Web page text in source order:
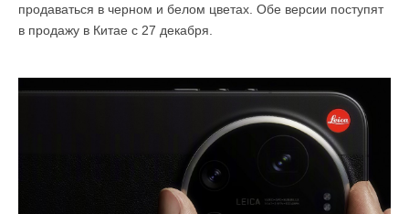
продаваться в черном и белом цветах. Обе версии поступят
в продажу в Китае с 27 декабря.